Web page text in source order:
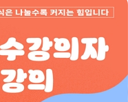
기관강의
테마강의